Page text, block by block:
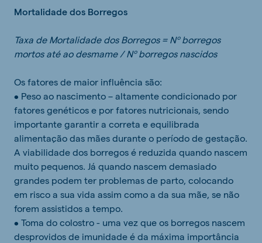
Mortalidade dos Borregos
Taxa de Mortalidade dos Borregos = Nº borregos
mortos até ao desmame / Nº borregos nascidos
Os fatores de maior influência são:
• Peso ao nascimento – altamente condicionado por
fatores genéticos e por fatores nutricionais, sendo
importante garantir a correta e equilibrada
alimentação das mães durante o período de gestação.
A viabilidade dos borregos é reduzida quando nascem
muito pequenos. Já quando nascem demasiado
grandes podem ter problemas de parto, colocando
em risco a sua vida assim como a da sua mãe, se não
forem assistidos a tempo.
• Toma do colostro - uma vez que os borregos nascem
desprovidos de imunidade é da máxima importância